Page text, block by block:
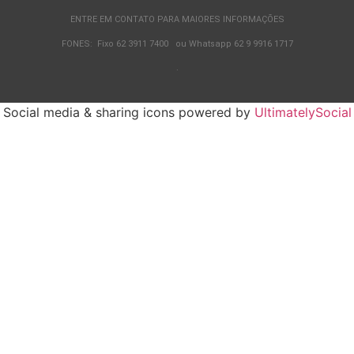
ENTRE EM CONTATO PARA MAIORES INFORMAÇÕES
FONES: Fixo 62 3911 7400 ou Whatsapp 62 9 9916 1717
.
Social media & sharing icons powered by UltimatelySocial